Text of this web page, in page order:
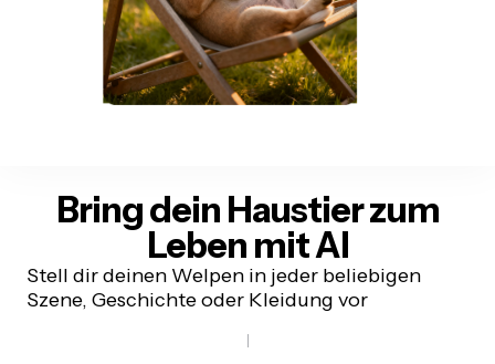
Bring dein Haustier zum
Leben mit AI
Stell dir deinen Welpen in jeder beliebigen
Szene, Geschichte oder Kleidung vor